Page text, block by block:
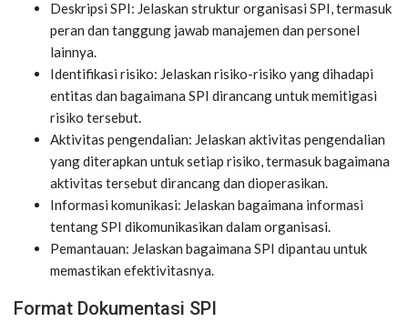
Deskripsi SPI: Jelaskan struktur organisasi SPI, termasuk
peran dan tanggung jawab manajemen dan personel
lainnya.
Identifikasi risiko: Jelaskan risiko-risiko yang dihadapi
entitas dan bagaimana SPI dirancang untuk memitigasi
risiko tersebut.
Aktivitas pengendalian: Jelaskan aktivitas pengendalian
yang diterapkan untuk setiap risiko, termasuk bagaimana
aktivitas tersebut dirancang dan dioperasikan.
Informasi komunikasi: Jelaskan bagaimana informasi
tentang SPI dikomunikasikan dalam organisasi.
Pemantauan: Jelaskan bagaimana SPI dipantau untuk
memastikan efektivitasnya.
Format Dokumentasi SPI